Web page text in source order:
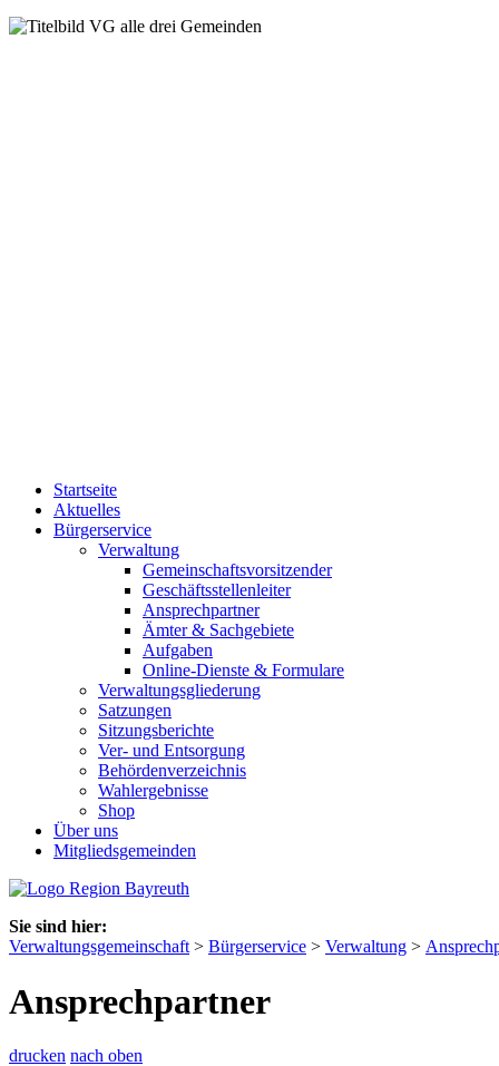
Startseite
Aktuelles
Bürgerservice
Verwaltung
Gemeinschaftsvorsitzender
Geschäftsstellenleiter
Ansprechpartner
Ämter & Sachgebiete
Aufgaben
Online-Dienste & Formulare
Verwaltungsgliederung
Satzungen
Sitzungsberichte
Ver- und Entsorgung
Behördenverzeichnis
Wahlergebnisse
Shop
Über uns
Mitgliedsgemeinden
Sie sind hier:
Verwaltungsgemeinschaft > Bürgerservice > Verwaltung >
Ansprechpartner
drucken nach oben